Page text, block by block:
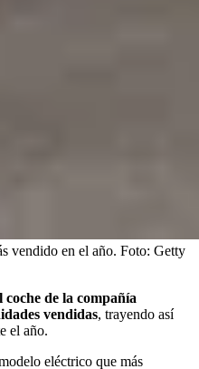
vendido en el año. Foto: Getty
coche de la compañía
vendidas, trayendo así
el año.
eléctrico que más